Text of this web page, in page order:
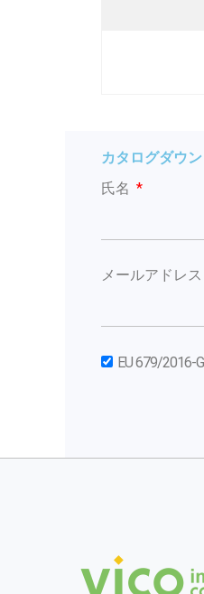
カタログダウ
氏名
メールアドレス
EU 679/